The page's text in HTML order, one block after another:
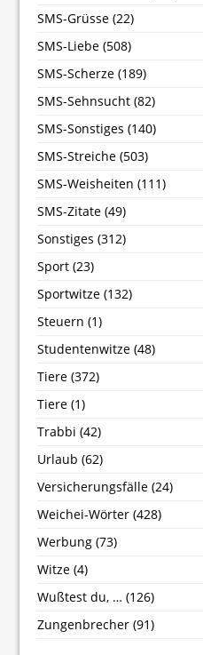
SMS-Grüsse (22)
SMS-Liebe (508)
SMS-Scherze (189)
SMS-Sehnsucht (82)
SMS-Sonstiges (140)
SMS-Streiche (503)
SMS-Weisheiten (111)
SMS-Zitate (49)
Sonstiges (312)
Sport (23)
Sportwitze (132)
Steuern (1)
Studentenwitze (48)
Tiere (372)
Tiere (1)
Trabbi (42)
Urlaub (62)
Versicherungsfälle (24)
Weichei-Wörter (428)
Werbung (73)
Witze (4)
Wußtest du, … (126)
Zungenbrecher (91)